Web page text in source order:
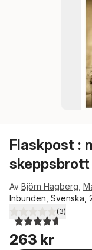
Flaskpost :
skeppsbrott
Av Björn Hagberg
Inbunden, Svenska,
4,7utav 5 stjärnor.
(3)
263 kr